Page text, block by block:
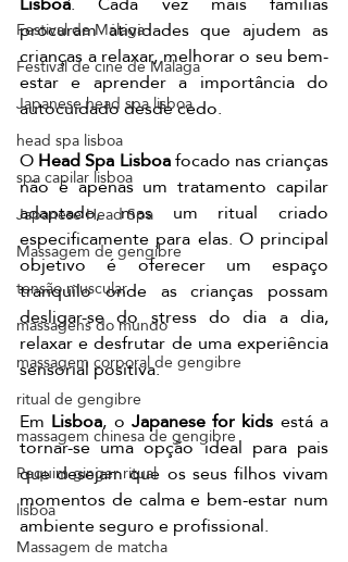
Festival de Málaga
Festival de cine de Málaga
Japanese head spa lisboa
head spa lisboa
spa capilar lisboa
Japanese Head Spa
Massagem de gengibre
tensão muscular
massagens do mundo
massagem corporal de gengibre
ritual de gengibre
massagem chinesa de gengibre
Pequim ginger ritual
lisboa
Massagem de matcha
procuram atividades que ajudem as
crianças a relaxar, melhorar o seu bem-
estar e aprender a importância do
autocuidado desde cedo.
O Head Spa Lisboa focado nas crianças
não é apenas um tratamento capilar
adaptado, mas um ritual criado
especificamente para elas. O principal
objetivo é oferecer um espaço
tranquilo onde as crianças possam
desligar-se do stress do dia a dia,
relaxar e desfrutar de uma experiência
sensorial positiva.
Em Lisboa, o Japanese for kids está a
tornar-se uma opção ideal para pais
que desejam que os seus filhos vivam
momentos de calma e bem-estar num
ambiente seguro e profissional.